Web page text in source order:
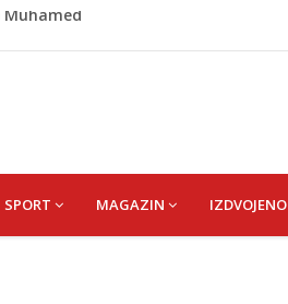
(r. Aličajić, otac Muharem) Mine
Evo kome je dodijeljen novac
SPORT MAGAZIN IZDVOJENO